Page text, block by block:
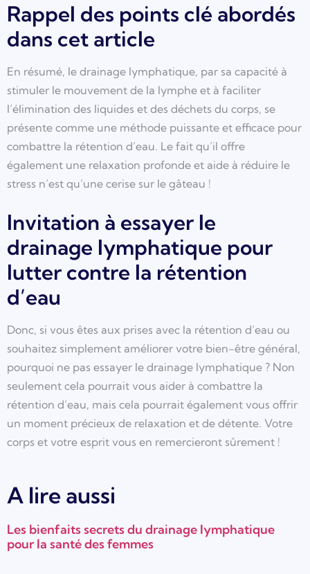
Rappel des points clé abordés
dans cet article
En résumé, le drainage lymphatique, par sa capacité à
stimuler le mouvement de la lymphe et à faciliter
l’élimination des liquides et des déchets du corps, se
présente comme une méthode puissante et efficace pour
combattre la rétention d’eau. Le fait qu’il offre
également une relaxation profonde et aide à réduire le
stress n’est qu’une cerise sur le gâteau !
Invitation à essayer le
drainage lymphatique pour
lutter contre la rétention
d’eau
Donc, si vous êtes aux prises avec la rétention d’eau ou
souhaitez simplement améliorer votre bien-être général,
pourquoi ne pas essayer le drainage lymphatique ? Non
seulement cela pourrait vous aider à combattre la
rétention d’eau, mais cela pourrait également vous offrir
un moment précieux de relaxation et de détente. Votre
corps et votre esprit vous en remercieront sûrement !
A lire aussi
Les bienfaits secrets du drainage lymphatique
pour la santé des femmes